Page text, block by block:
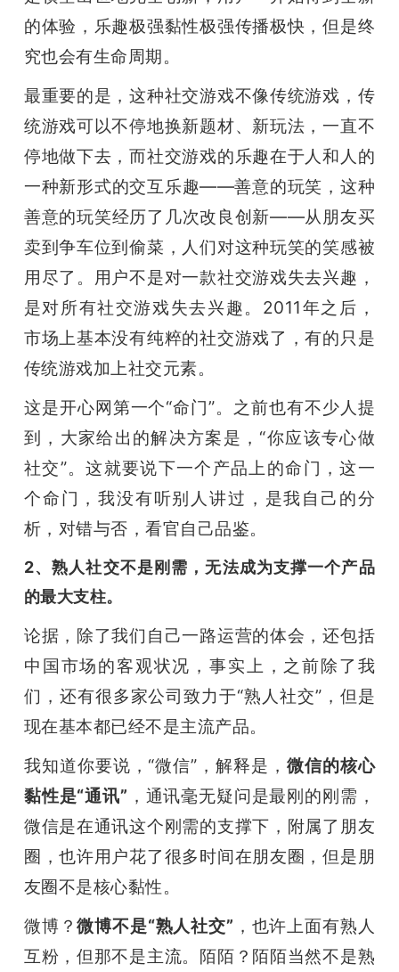
的体验，乐趣极强黏性极强传播极快，但是终
究也会有生命周期。
最重要的是，这种社交游戏不像传统游戏，传
统游戏可以不停地换新题材、新玩法，一直不
停地做下去，而社交游戏的乐趣在于人和人的
一种新形式的交互乐趣——善意的玩笑，这种
善意的玩笑经历了几次改良创新——从朋友买
卖到争车位到偷菜，人们对这种玩笑的笑感被
用尽了。用户不是对一款社交游戏失去兴趣，
是对所有社交游戏失去兴趣。2011年之后，
市场上基本没有纯粹的社交游戏了，有的只是
传统游戏加上社交元素。
这是开心网第一个“命门”。之前也有不少人提
到，大家给出的解决方案是，“你应该专心做
社交”。这就要说下一个产品上的命门，这一
个命门，我没有听别人讲过，是我自己的分
析，对错与否，看官自己品鉴。
2、熟人社交不是刚需，无法成为支撑一个产品
的最大支柱。
论据，除了我们自己一路运营的体会，还包括
中国市场的客观状况，事实上，之前除了我
们，还有很多家公司致力于“熟人社交”，但是
现在基本都已经不是主流产品。
我知道你要说，“微信”，解释是， 微信的核心
黏性是“通讯” ，通讯毫无疑问是最刚的刚需，
微信是在通讯这个刚需的支撑下，附属了朋友
圈，也许用户花了很多时间在朋友圈，但是朋
友圈不是核心黏性。
微博？微博不是“熟人社交” ，也许上面有熟人
互粉，但那不是主流。陌陌？陌陌当然不是熟